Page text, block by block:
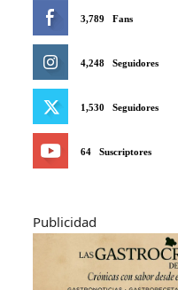
3,789 Fans
4,248 Seguidores
1,530 Seguidores
64 Suscriptores
Publicidad